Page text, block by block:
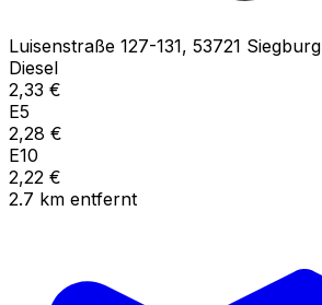
Luisenstraße 127-131, 53721 Siegburg
Diesel
2,33 €
E5
2,28 €
E10
2,22 €
2.7 km entfernt